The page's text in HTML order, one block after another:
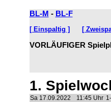
BL-M - BL-F
[ Einspaltig ] [
VORLÄUFIGER
1.
Sa 17.09.2022 11:45 Uhr